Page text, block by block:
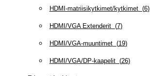
HDMI-matriisikytkimet/kytkimet(6)
HDMI/VGA Extenderit(7)
HDMI/VGA-muuntimet(19)
HDMI/VGA/DP-kaapelit(26)